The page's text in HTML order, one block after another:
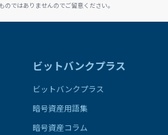
ではありませんのでご留意ください。
ビットバンクプラス
ビットバンクプラス
暗号資産用語集
暗号資産コラム